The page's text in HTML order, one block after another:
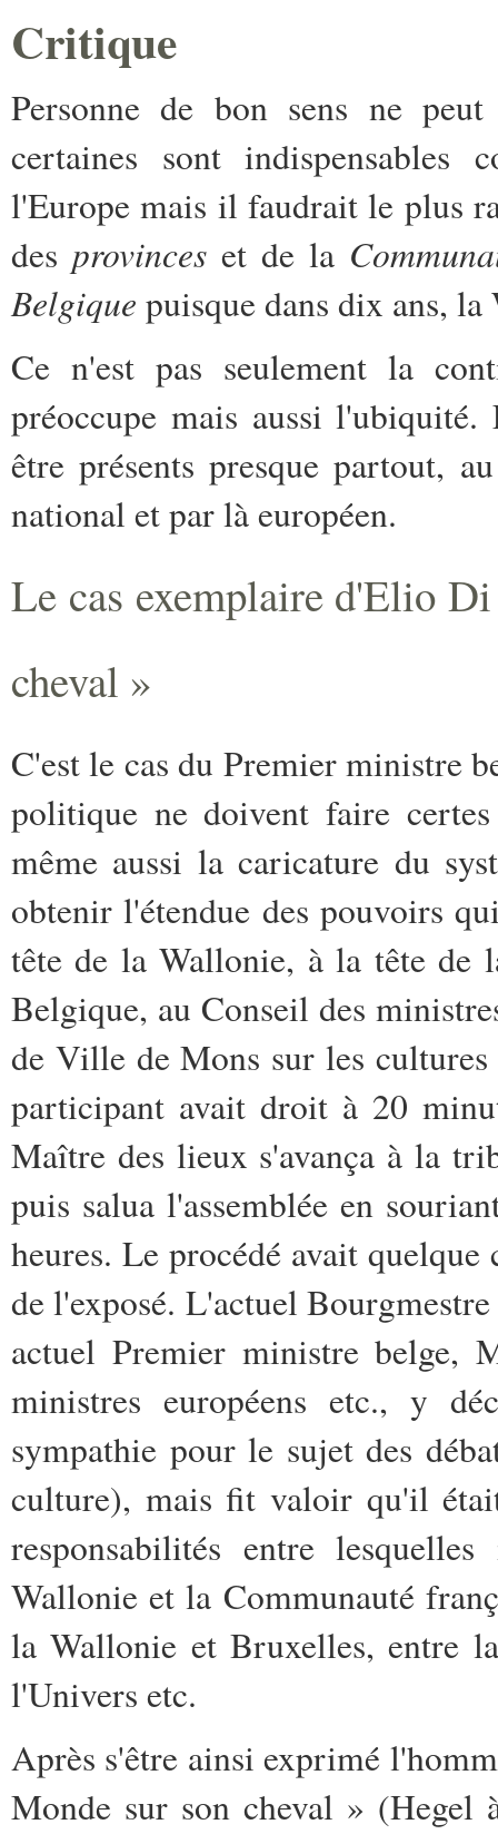
Critique
Personne de bon sens ne
certaines sont
l'Europe mais il faudrait le plus
des provinces et de la
Belgique puisque dans dix ans, la
Ce n'est pas seulement la
préoccupe mais aussi l'ubiquité.
être présents presque partout,
national et par là européen.
Le cas exemplaire d'Elio
cheval »
C'est le cas du Premier ministre
politique ne doivent faire
même aussi la caricature du
obtenir l'étendue des pouvoirs
tête de la Wallonie, à la tête de
Belgique, au Conseil des
de Ville de Mons sur les cultures
participant avait droit à 20
Maître des lieux s'avança à la
puis salua l'assemblée en
heures. Le procédé avait
de l'exposé. L'actuel
actuel Premier ministre belge,
ministres européens etc., y
sympathie pour le sujet des
culture), mais fit valoir qu'il
responsabilités entre
Wallonie et la Communauté
la Wallonie et Bruxelles, entre
l'Univers etc.
Après s'être ainsi exprimé
Monde sur son cheval » (Hegel